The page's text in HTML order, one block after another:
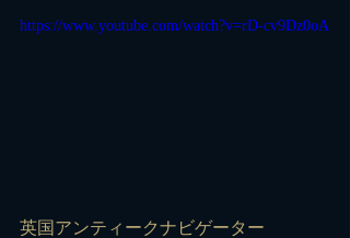
https://www.youtube.com/watch?v=rD-cv9Dz0oA
英国アンティークナビゲーター